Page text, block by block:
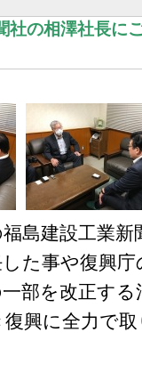
社の相澤社長に
島建設工業
た事や復興
部を改正す
興に全力で